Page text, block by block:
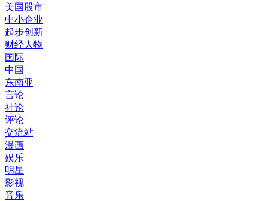
美国股市
中小企业
起步创新
财经人物
国际
中国
东南亚
言论
社论
评论
交流站
漫画
娱乐
明星
影视
音乐